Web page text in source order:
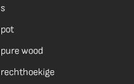
s
pot
pure wood
rechthoekige